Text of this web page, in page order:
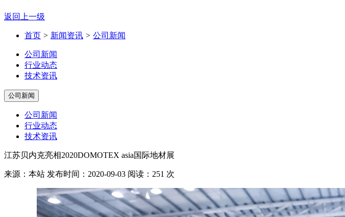
返回上一级
首页 > 新闻资讯 > 公司新闻
公司新闻
行业动态
技术资讯
公司新闻
公司新闻
行业动态
技术资讯
江苏贝内克亮相2020DOMOTEX asia国际地材展
来源：本站 发布时间：2020-09-03 阅读：251 次